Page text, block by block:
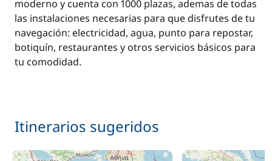
moderno y cuenta con 1000 plazas, ademas de todas
las instalaciones necesarias para que disfrutes de tu
navegación: electricidad, agua, punto para repostar,
botiquín, restaurantes y otros servicios básicos para
tu comodidad.
Itinerarios sugeridos